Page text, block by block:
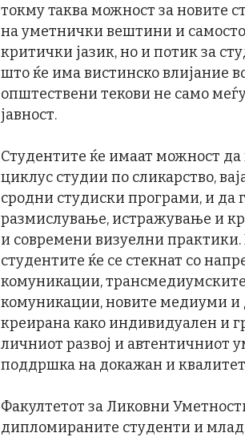
токму таква можност за новите
на уметнички вештини и
критички јазик, но и потик за
што ќе има вистинско влијание
општествени текови не само
јавност.
Студентите ќе имаат можност
циклус студии по сликарство,
сродни студиски програми, и да
размислување, истражување и
и современи визуелни
студентите ќе се стекнат со
комуникации,
комуникации, новите медиуми и
креирана како индивидуален и
личниот развој и автентичниот
поддршка на докажан и
Факултетот за Ликовни
дипломираните студенти и